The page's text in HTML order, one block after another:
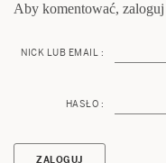
Aby komentować,
NICK LUB EMAIL :
HASŁO :